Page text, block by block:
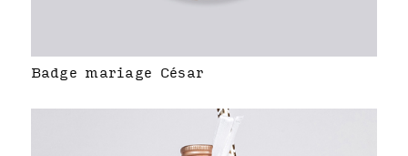
Badge mariage César